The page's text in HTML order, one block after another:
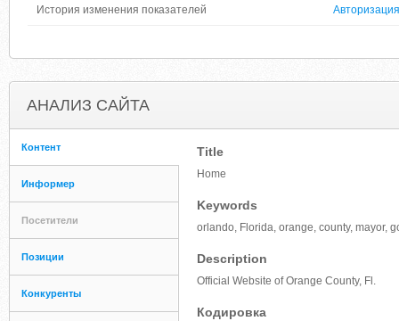
История изменения показателей Авторизация
АНАЛИЗ САЙТА
Контент
Информер
Посетители
Позиции
Конкуренты
Title
Home
Keywords
orlando, Florida, orange, county, mayor,
Description
Official Website of Orange County, Fl.
Кодировка